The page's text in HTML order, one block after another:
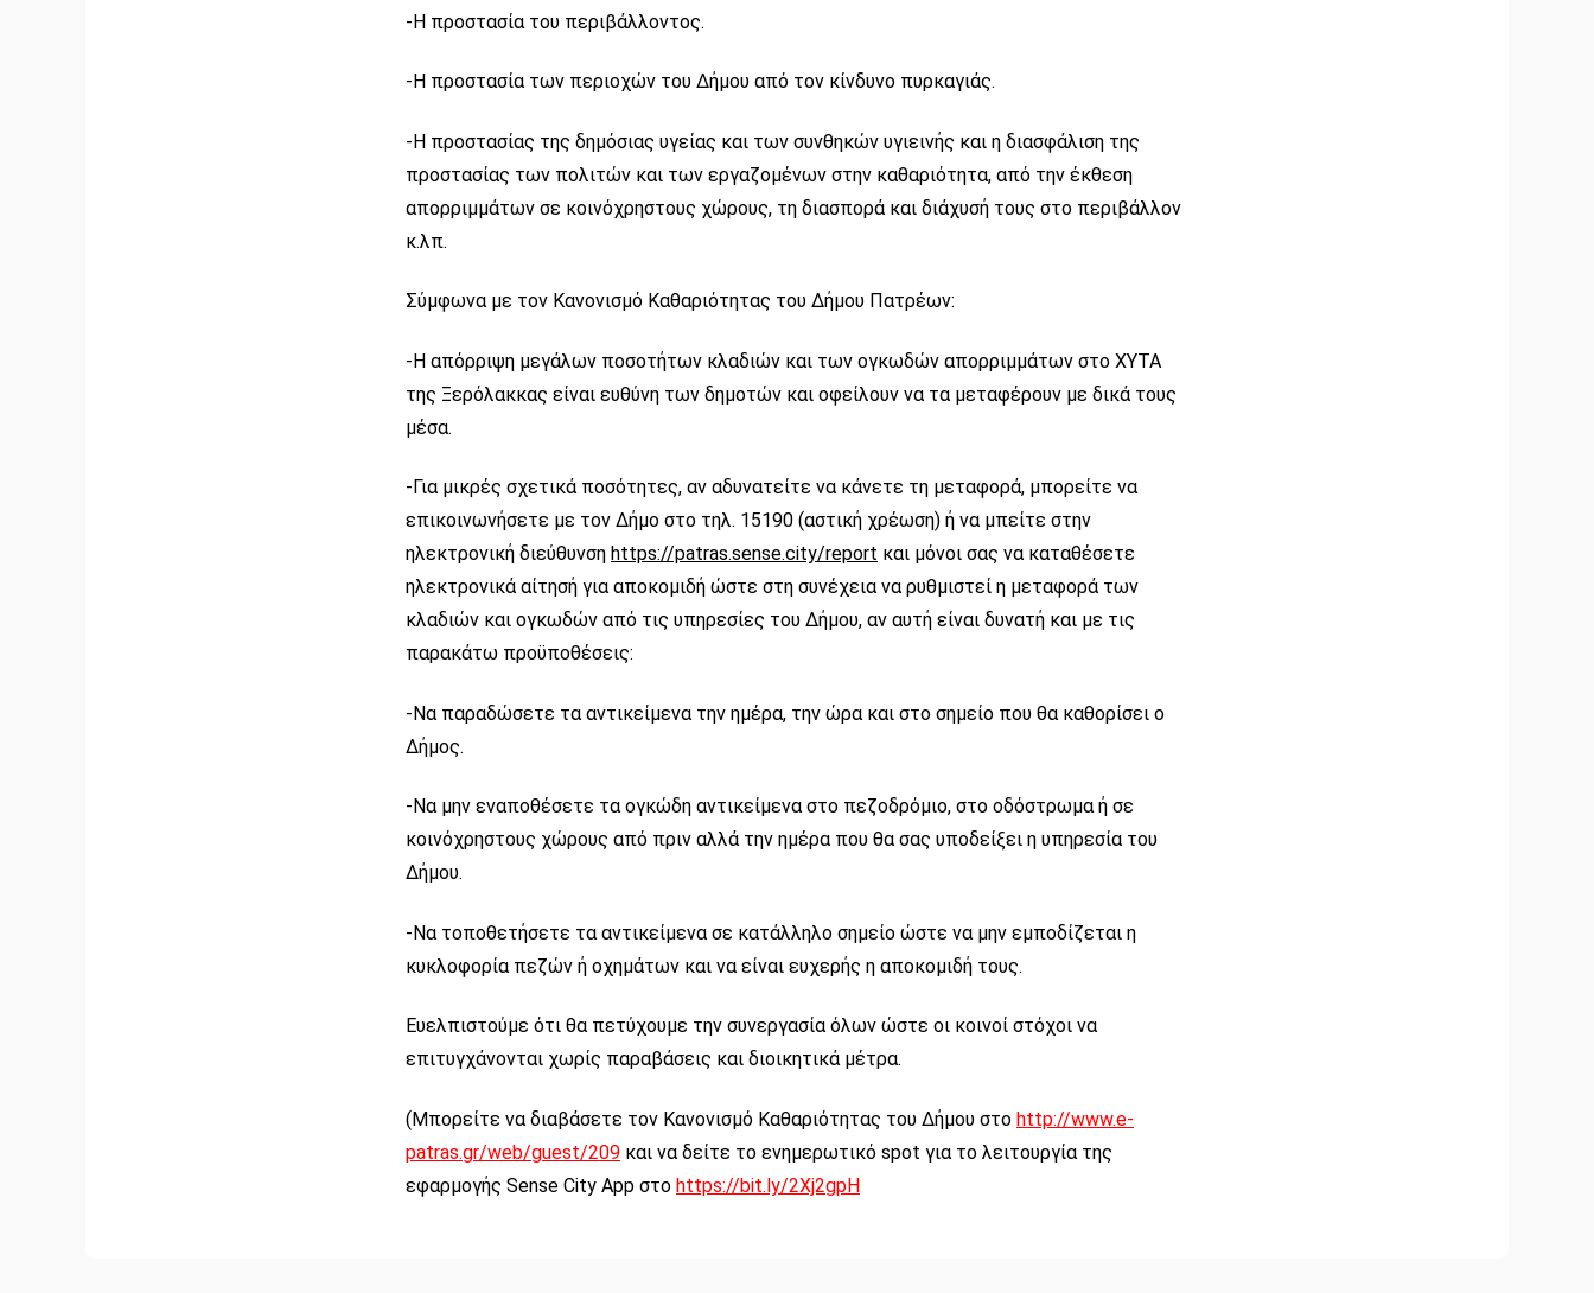
-Η προστασία του περιβάλλοντος.
-Η προστασία των περιοχών του Δήμου από τον κίνδυνο πυρκαγιάς.
-Η προστασίας της δημόσιας υγείας και των συνθηκών υγιεινής και η διασφάλιση της
προστασίας των πολιτών και των εργαζομένων στην καθαριότητα, από την έκθεση
απορριμμάτων σε κοινόχρηστους χώρους, τη διασπορά και διάχυσή τους στο περιβάλλον
κ.λπ.
Σύμφωνα με τον Κανονισμό Καθαριότητας του Δήμου Πατρέων:
-Η απόρριψη μεγάλων ποσοτήτων κλαδιών και των ογκωδών απορριμμάτων στο ΧΥΤΑ
της Ξερόλακκας είναι ευθύνη των δημοτών και οφείλουν να τα μεταφέρουν με δικά τους
μέσα.
-Για μικρές σχετικά ποσότητες, αν αδυνατείτε να κάνετε τη μεταφορά, μπορείτε να
επικοινωνήσετε με τον Δήμο στο τηλ. 15190 (αστική χρέωση) ή να μπείτε στην
ηλεκτρονική διεύθυνση https://patras.sense.city/report και μόνοι σας να καταθέσετε
ηλεκτρονικά αίτησή για αποκομιδή ώστε στη συνέχεια να ρυθμιστεί η μεταφορά των
κλαδιών και ογκωδών από τις υπηρεσίες του Δήμου, αν αυτή είναι δυνατή και με τις
παρακάτω προϋποθέσεις:
-Να παραδώσετε τα αντικείμενα την ημέρα, την ώρα και στο σημείο που θα καθορίσει ο
Δήμος.
-Να μην εναποθέσετε τα ογκώδη αντικείμενα στο πεζοδρόμιο, στο οδόστρωμα ή σε
κοινόχρηστους χώρους από πριν αλλά την ημέρα που θα σας υποδείξει η υπηρεσία του
Δήμου.
-Να τοποθετήσετε τα αντικείμενα σε κατάλληλο σημείο ώστε να μην εμποδίζεται η
κυκλοφορία πεζών ή οχημάτων και να είναι ευχερής η αποκομιδή τους.
Ευελπιστούμε ότι θα πετύχουμε την συνεργασία όλων ώστε οι κοινοί στόχοι να
επιτυγχάνονται χωρίς παραβάσεις και διοικητικά μέτρα.
(Μπορείτε να διαβάσετε τον Κανονισμό Καθαριότητας του Δήμου στο http://www.e-
patras.gr/web/guest/209 και να δείτε το ενημερωτικό spot για το λειτουργία της
εφαρμογής Sense City App στο https://bit.ly/2Xj2gpH